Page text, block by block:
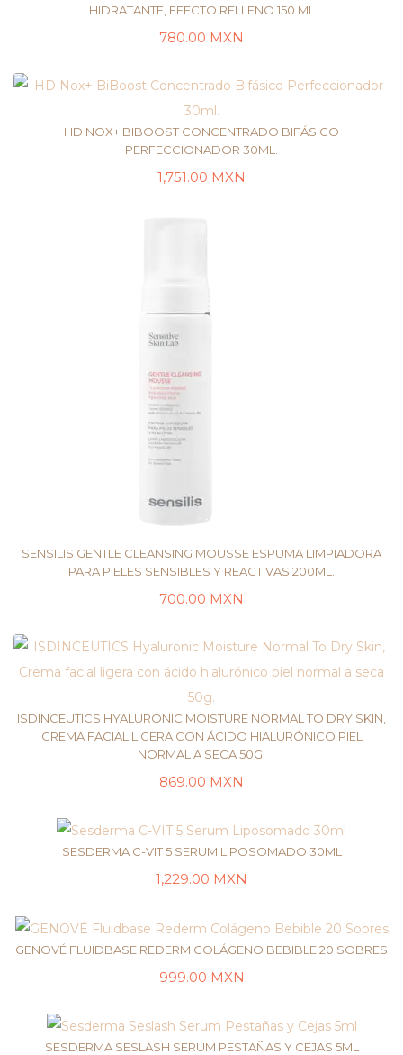
HIDRATANTE, EFECTO RELLENO 150 ML
780.00 MXN
HD NOX+ BIBOOST CONCENTRADO BIFÁSICO
PERFECCIONADOR 30ML.
1,751.00 MXN
SENSILIS GENTLE CLEANSING MOUSSE ESPUMA LIMPIADORA
PARA PIELES SENSIBLES Y REACTIVAS 200ML.
700.00 MXN
AÑADIR AL CARRITO
ISDINCEUTICS HYALURONIC MOISTURE NORMAL TO DRY SKIN,
CREMA FACIAL LIGERA CON ÁCIDO HIALURÓNICO PIEL
NORMAL A SECA 50G.
869.00 MXN
SESDERMA C-VIT 5 SERUM LIPOSOMADO 30ML
1,229.00 MXN
GENOVÉ FLUIDBASE REDERM COLÁGENO BEBIBLE 20 SOBRES
999.00 MXN
SESDERMA SESLASH SERUM PESTAÑAS Y CEJAS 5ML